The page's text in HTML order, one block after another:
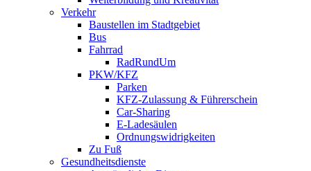
Verkehr
Baustellen im Stadtgebiet
Bus
Fahrrad
RadRundUm
PKW/KFZ
Parken
KFZ-Zulassung & Führerschein
Car-Sharing
E-Ladesäulen
Ordnungswidrigkeiten
Zu Fuß
Gesundheitsdienste